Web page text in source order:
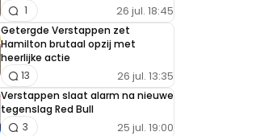
26 jul. 18:45
1
Getergde Verstappen zet
Hamilton brutaal opzij met
heerlijke actie
26 jul. 13:35
13
Verstappen slaat alarm na nieuwe
tegenslag Red Bull
25 jul. 19:00
3